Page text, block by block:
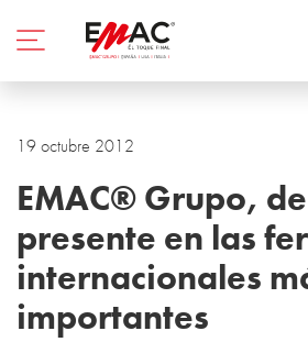
19 octubre 2012
EMAC® Grupo,
presente en las
internacionales
importantes